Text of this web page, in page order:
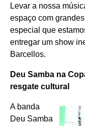
Levar a nossa
espaço com
especial que
entregar um show
Barcellos.
Deu Samba na
resgate cultural
A banda
Deu Samba